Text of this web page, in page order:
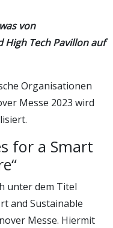
von
Tech Pavillon auf
Organisationen
Messe 2023 wird
for a Smart
unter dem Titel
and Sustainable
Messe. Hiermit